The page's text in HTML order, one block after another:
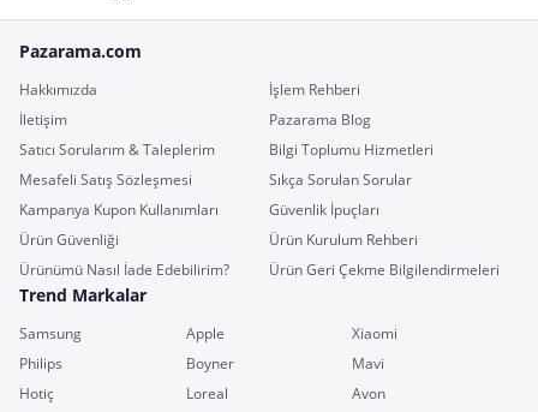
Pazarama.com
Hakkımızda
İşlem Rehberi
İletişim
Pazarama Blog
Satıcı Sorularım & Taleplerim
Bilgi Toplumu Hizmetleri
Mesafeli Satış Sözleşmesi
Sıkça Sorulan Sorular
Kampanya Kupon Kullanımları
Güvenlik İpuçları
Ürün Güvenliği
Ürün Kurulum Rehberi
Ürünümü Nasıl İade Edebilirim?
Ürün Geri Çekme Bilgilendirmeleri
Trend Markalar
Samsung Apple
Xiaomi
Philips
Boyner
Mavi
Hotiç
Loreal
Avon